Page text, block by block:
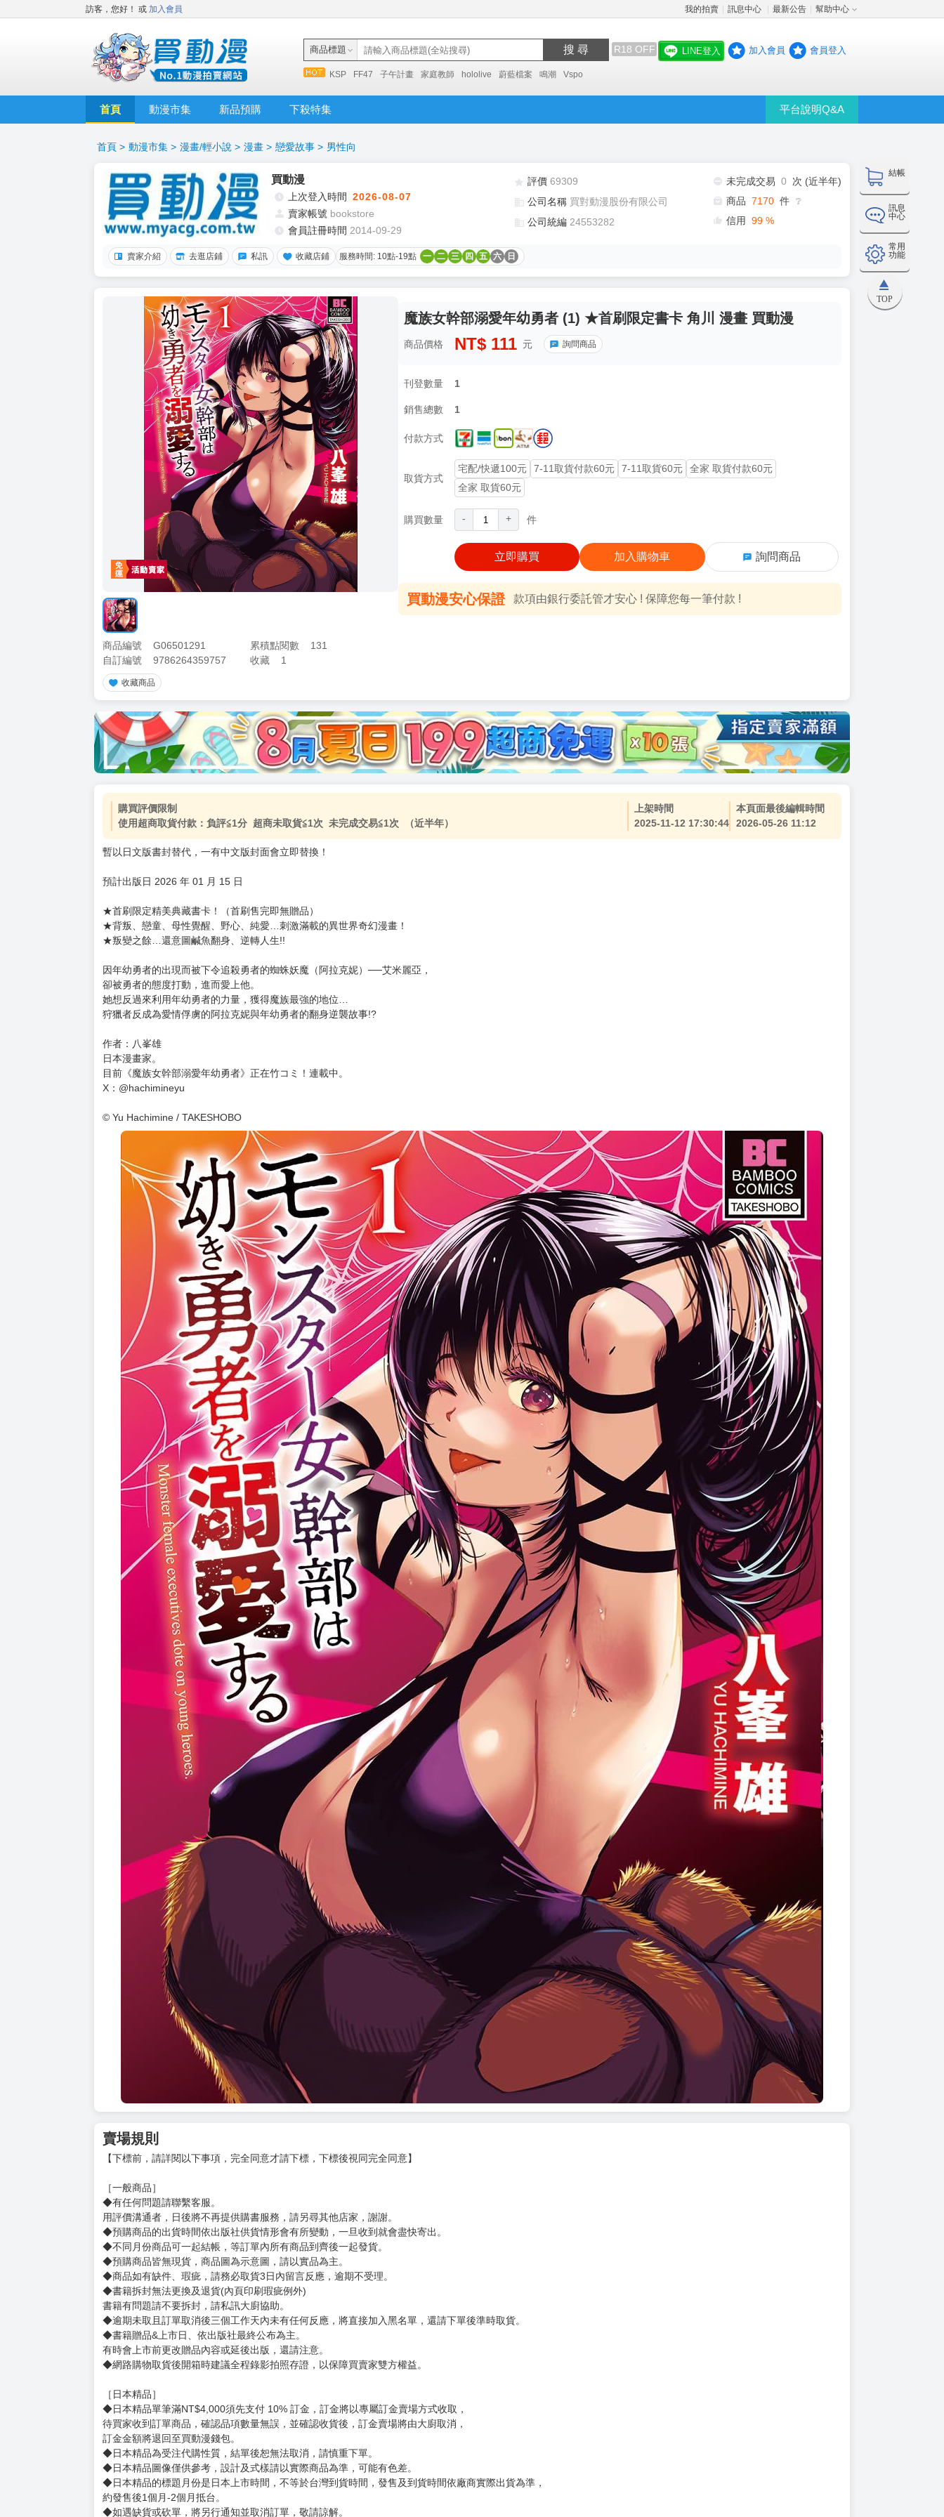
訪客，您好！ 或 加入會員 我的拍賣 訊息中心 最新公告 幫助中心
商品標題 搜 尋 R18 OFF
KSP FF47 子午計畫 家庭教師 hololive 蔚藍檔案 鳴潮 Vspo
LINE登入 加入會員 會員登入
首頁 動漫市集 新品預購 下殺特集 平台說明Q&A
結帳
訊息
中心
常用
功能
TOP
首頁 > 動漫市集 > 漫畫/輕小說 > 漫畫 > 戀愛故事 > 男性向
買動漫
上次登入時間 2026-08-07
賣家帳號 bookstore
會員註冊時間 2014-09-29
評價 69309
公司名稱 買對動漫股份有限公司
公司統編 24553282
未完成交易 0
次 (近半年)
商品 7170 件 ❔
信用 99 %
賣家介紹 去逛店鋪 私訊 收藏店鋪 服務時間: 10點-19點 一 二 三 四 五 六 日
商品編號 G06501291 累積點閱數
131
自訂編號
9786264359757 收藏 1
收藏商品
魔族女幹部溺愛年幼勇者 (1) ★首刷限定書卡 角川 漫畫 買動漫
商品價格 NT$ 111 元 詢問商品
刊登數量 1
銷售總數 1
付款方式
取貨方式
宅配/快遞100元 7-11取貨付款60元 7-11取貨60元
全家 取貨付款60元
全家 取貨60元
購買數量 - + 件
立即購買 加入購物車 詢問商品
買動漫安心保證 款項由銀行委託管才安心 ! 保障您每一筆付款 !
加價購 ( 共
(加購品) 買動漫★《$15元-加固紙箱包裝》
-
+
使用超商取貨付款：負評≦1分 超商未取貨≦1次 未完成交易≦1次 （近半年）
暫以日文版書封替代，一有中文版封面會立即替換！
★首刷限定精美典藏書卡！（首刷售完即無贈品）
★背叛、戀童、母性覺醒、野心、純愛…刺激滿載的異世界奇幻漫畫！
★叛變之餘…還意圖鹹魚翻身、逆轉人生!!
因年幼勇者的出現而被下令追殺勇者的蜘蛛妖魔（阿拉克妮）──艾米麗亞，
她想反過來利用年幼勇者的力量，獲得魔族最強的地位…
狩獵者反成為愛情俘虜的阿拉克妮與年幼勇者的翻身逆襲故事!?
作者：八峯雄
日本漫畫家。
目前《魔族女幹部溺愛年幼勇者》正在竹コミ！連載中。
X：@hachimineyu
© Yu Hachimine / TAKESHOBO
賣場規則
【下標前，請詳閱以下事項，完全同意才請下標，下標後視同完全同意】
［一般商品］
◆有任何問題請聯繫客服。
用評價溝通者，日後將不再提供購書服務，請另尋其他店家，謝謝。
◆不同月份商品可一起結帳，等訂單內所有商品到齊後一起發貨。
◆預購商品皆無現貨，商品圖為示意圖，請以實品為主。
◆商品如有缺件、瑕疵，請務必取貨3日內留言反應，逾期不受理。
◆書籍拆封無法更換及退貨(內頁印刷瑕疵例外)
書籍有問題請不要拆封，請私訊大廚協助。
◆逾期未取且訂單取消後三個工作天內未有任何反應，將直接加入黑名單，還請下單後準時取貨。
◆書籍贈品&上市日、依出版社最終公布為主。
有時會上市前更改贈品內容或延後出版，還請注意。
◆網路購物取貨後開箱時建議全程錄影拍照存證，以保障買賣家雙方權益。